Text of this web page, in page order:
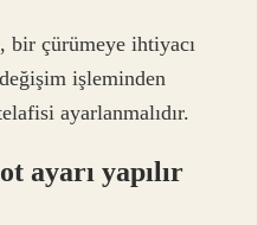
bir çürümeye ihtiyacı
işleminden
ayarlanmalıdır.
ayarı yapılır